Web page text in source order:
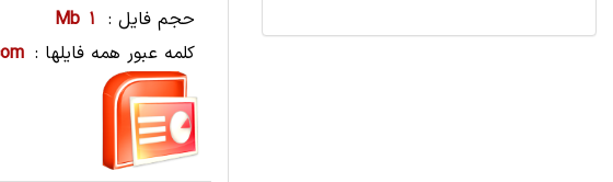
حجم فایل : 1 Mb
کلمه عبور همه فایلها :